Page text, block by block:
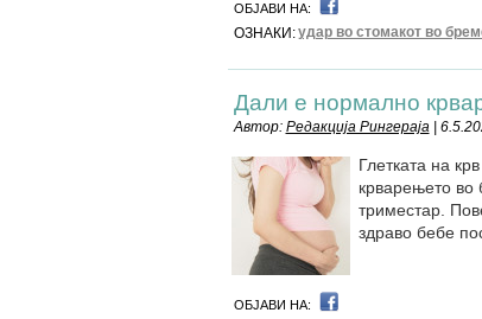
ОБЈАВИ НА:
ОЗНАКИ:удар во стомакот во
Дали е нормално
Автор: Редакција Рингераја|
Глетката на
крварењето во
триместар.
здраво бебе
ОБЈАВИ НА: